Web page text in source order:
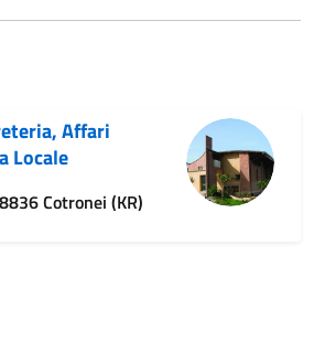
Affari
Locale
Cotronei (KR)